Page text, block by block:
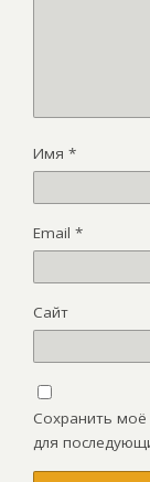
Имя *
Email *
Сайт
Сохранить моё
для